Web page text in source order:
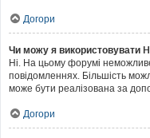
Догори
Чи можу я використовувати
Ні. На цьому форумі
повідомленнях. Більшість
може бути реалізована за
Догори